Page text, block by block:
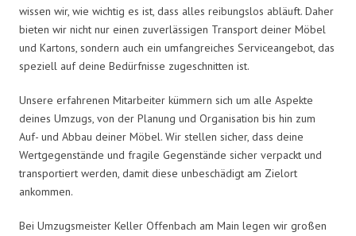
wissen wir, wie wichtig es ist, dass alles reibungslos abläuft. Daher
bieten wir nicht nur einen zuverlässigen Transport deiner Möbel
und Kartons, sondern auch ein umfangreiches Serviceangebot, das
speziell auf deine Bedürfnisse zugeschnitten ist.
Unsere erfahrenen Mitarbeiter kümmern sich um alle Aspekte
deines Umzugs, von der Planung und Organisation bis hin zum
Auf- und Abbau deiner Möbel. Wir stellen sicher, dass deine
Wertgegenstände und fragile Gegenstände sicher verpackt und
transportiert werden, damit diese unbeschädigt am Zielort
ankommen.
Bei Umzugsmeister Keller Offenbach am Main legen wir großen